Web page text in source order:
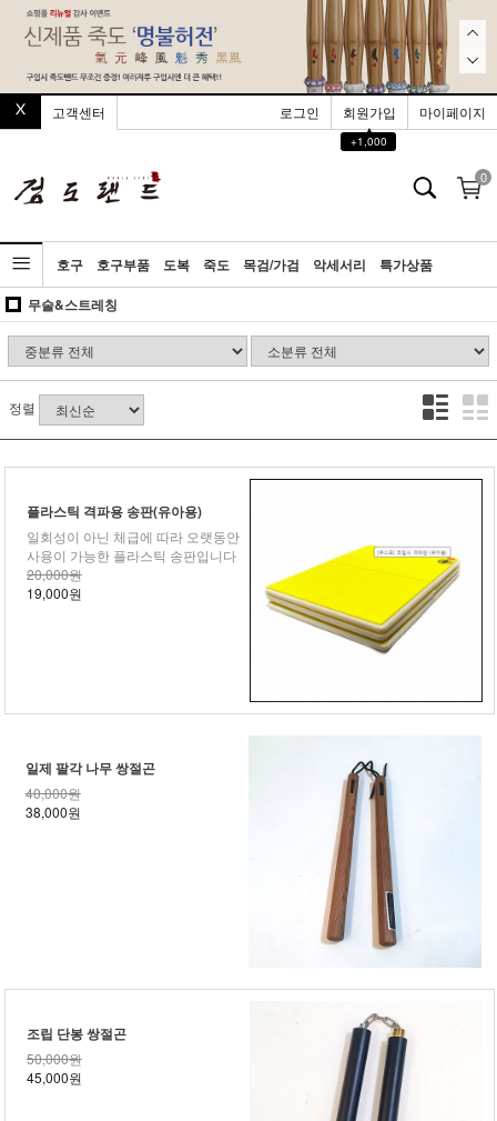
고객센터 로그인
회원가입
▲
+1,000
마이페이지
0
호구 호구부품 도복 죽도 목검/가검 악세서리
특가상품
무술&스트레칭
정렬
플라스틱 격파용 송판(유아용)
일회성이 아닌 체급에 따라 오랫동안
사용이 가능한 플라스틱 송판입니다
20,000원
19,000원
일제 팔각 나무 쌍절곤
40,000원
38,000원
조립 단봉 쌍절곤
50,000원
45,000원